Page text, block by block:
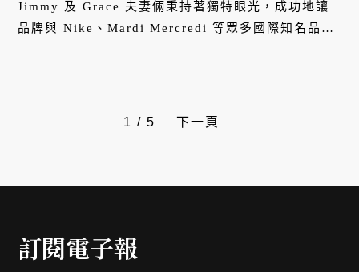
Jimmy 及 Grace 夫妻倆秉持著獨特眼光，成功地讓
品牌與 Nike、Mardi Mercredi 等眾多國際知名品牌
1 / 5 下一頁
訂閱電子報